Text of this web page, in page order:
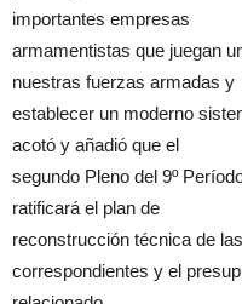
importantes empresas
armamentistas que juegan
nuestras fuerzas armadas y
establecer un moderno
acotó y añadió que el
segundo Pleno del 9º
ratificará el plan de
reconstrucción técnica de
correspondientes y el